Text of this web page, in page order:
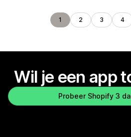
1 2 3 4
Wil je een app
Probeer Shopify 3